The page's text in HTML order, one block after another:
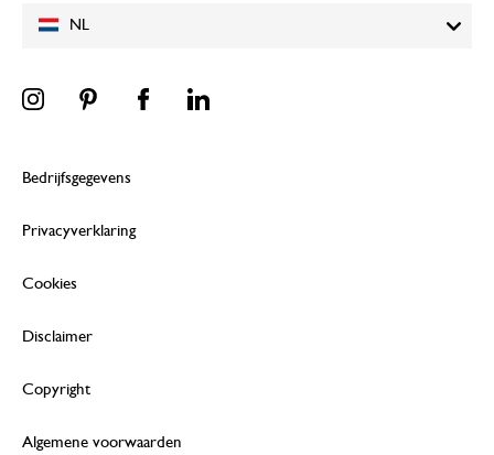
NL
Bedrijfsgegevens
Privacyverklaring
Cookies
Disclaimer
Copyright
Algemene voorwaarden